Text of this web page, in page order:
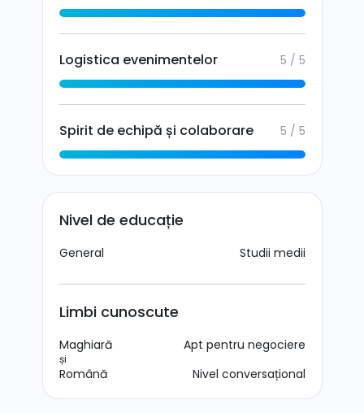
Logistica evenimentelor 5 / 5
Spirit de echipă și colaborare 5 / 5
Nivel de educație
General Studii medii
Limbi cunoscute
Maghiară Apt pentru negociere
și
Română Nivel conversațional